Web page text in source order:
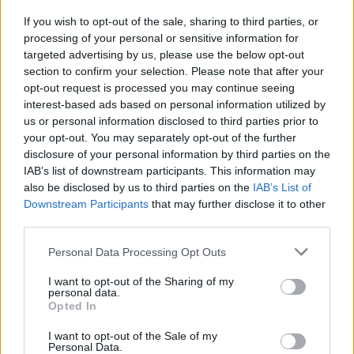
If you wish to opt-out of the sale, sharing to third parties, or
processing of your personal or sensitive information for
targeted advertising by us, please use the below opt-out
section to confirm your selection. Please note that after your
opt-out request is processed you may continue seeing
interest-based ads based on personal information utilized by
us or personal information disclosed to third parties prior to
your opt-out. You may separately opt-out of the further
disclosure of your personal information by third parties on the
IAB’s list of downstream participants. This information may
also be disclosed by us to third parties on the IAB’s List of
Downstream Participants that may further disclose it to other
Personal Data Processing Opt Outs
I want to opt-out of the Sharing of my
personal data.
Opted In
I want to opt-out of the Sale of my
Personal Data.
los proyectos más innovadores que se están
desarrollando en las Islas, “que recorran sus obras,
que hablen con los profesionales que las hacen
posibles y, sobre todo, que descubran que en
Canarias hay oportunidades reales para desarrollar
su talento, sin tener que buscar fuera lo que aquí
podemos construir juntos”.
“Esta es una oportunidad única no solo para ampliar
sus conocimientos, sino para visualizar su futuro
profesional dentro de las islas. Contar con una
experiencia tan directa con los proyectos más
relevantes del sector supone una motivación extra
para su formación y un impulso real en su camino
Con estos galardones se pretende fomentar la
creatividad y capacidad de innovación en la
generación de soluciones sostenibles a los retos
de la comunidad, así como en el sector de la vivienda